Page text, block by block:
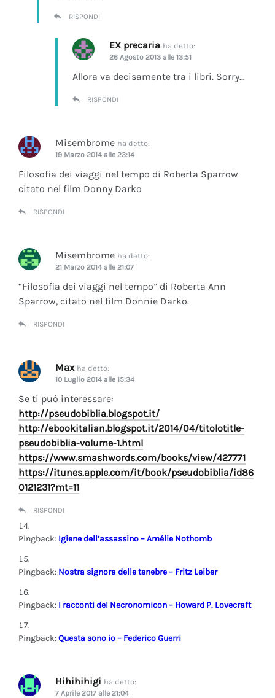
RISPONDI
EX precaria ha detto:
26 Agosto 2013 alle 13:51
Allora va decisamente tra i libri. Sorry…
RISPONDI
Misembrome ha detto:
19 Marzo 2014 alle 23:14
Filosofia dei viaggi nel tempo di Roberta Sparrow
citato nel film Donny Darko
RISPONDI
Misembrome ha detto:
21 Marzo 2014 alle 21:07
“Filosofia dei viaggi nel tempo” di Roberta Ann
Sparrow, citato nel film Donnie Darko.
RISPONDI
Max ha detto:
10 Luglio 2014 alle 15:34
Se ti può interessare:
http://pseudobiblia.blogspot.it/
http://ebookitalian.blogspot.it/2014/04/titolotitle-
pseudobiblia-volume-1.html
https://www.smashwords.com/books/view/427771
https://itunes.apple.com/it/book/pseudobiblia/id86
0121231?mt=11
RISPONDI
Pingback: Igiene dell’assassino – Amélie Nothomb
Pingback: Nostra signora delle tenebre – Fritz Leiber
Pingback: I racconti del Necronomicon – Howard P. Lovecraft
Pingback:Questa sono io – Federico Guerri
Hihihihigi ha detto:
7 Aprile 2017 alle 21:04